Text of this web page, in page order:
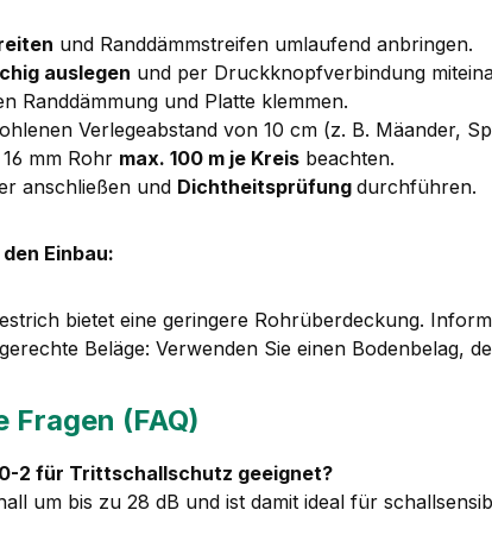
und Randdämmstreifen umlaufend anbringen.
auslegen und per Druckknopfverbindung
Randdämmung und Platte klemmen.
Verlegeabstand von 10 cm (z. B. Mäander,
16 mm Rohr max. 100 m je Kreis beachten.
anschließen und Dichtheitsprüfung durchführen.
Einbau:
bietet eine geringere Rohrüberdeckung.
Beläge: Verwenden Sie einen Bodenbelag,
(FAQ)
2 für Trittschallschutz geeignet?
um bis zu 28 dB und ist damit ideal für